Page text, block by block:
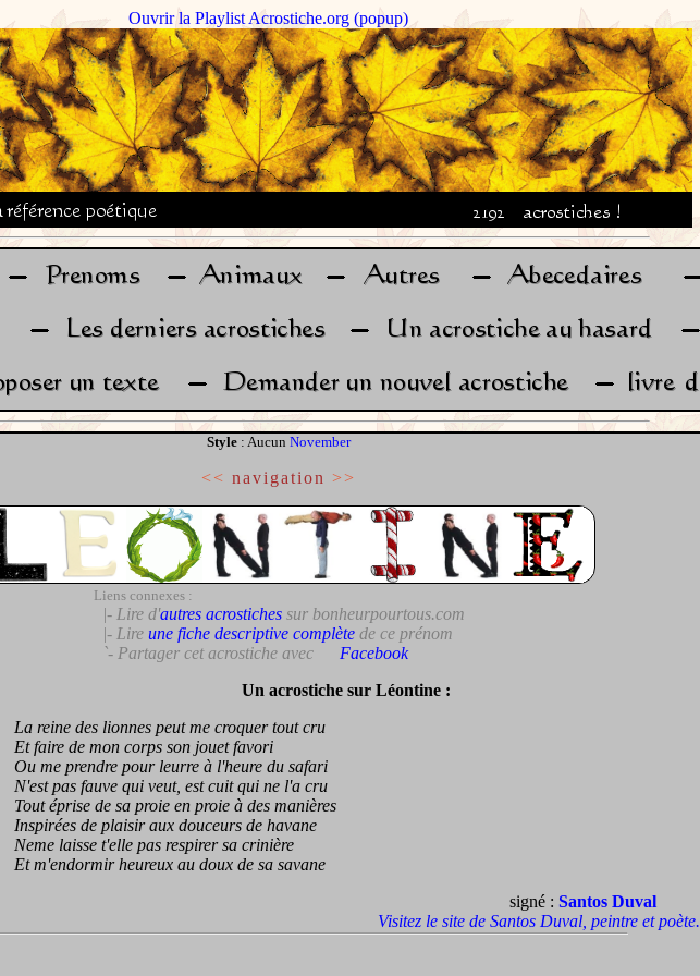
Ouvrir la Playlist Acrostiche.org (popup)
Style : Aucun November
<< navigation >>
Liens connexes :
|- Lire d'autres acrostichessur bonheurpourtous.com
|- Lire une fiche descriptive complètede ce prénom
`- Partager cet acrostiche avec
Facebook
Un acrostiche sur Léontine :
La reine des lionnes peut me croquer tout cru
Et faire de mon corps son jouet favori
Ou me prendre pour leurre à l'heure du safari
N'est pas fauve qui veut, est cuit qui ne l'a cru
Tout éprise de sa proie en proie à des manières
Inspirées de plaisir aux douceurs de havane
Neme laisse t'elle pas respirer sa crinière
Et m'endormir heureux au doux de sa savane
signé : Santos Duval
Visitez le site de Santos Duval, peintre et poète.